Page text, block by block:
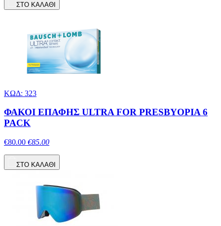
ΣΤΟ ΚΑΛΑΘΙ
ΚΩΔ: 323
ΦΑΚΟΙ ΕΠΑΦΗΣ ULTRA FOR PRESBYOPIA 6
PACK
€80.00 €85.00
ΣΤΟ ΚΑΛΑΘΙ